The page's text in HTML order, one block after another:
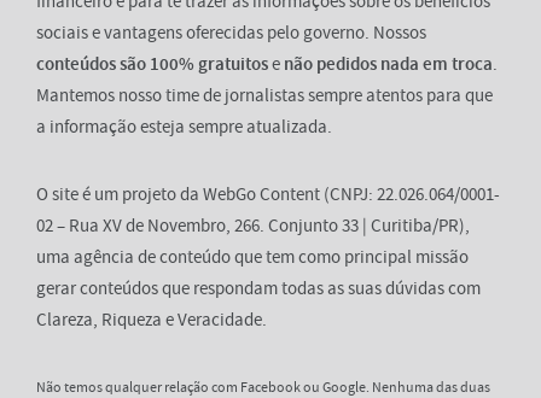
sociais e vantagens oferecidas pelo governo. Nossos
conteúdos são 100% gratuitose não pedidos nada em troca.
Mantemos nosso time de jornalistas sempre atentos para que
a informação esteja sempre atualizada.
O site é um projeto da WebGo Content (CNPJ: 22.026.064/0001-
02 – Rua XV de Novembro, 266. Conjunto 33 | Curitiba/PR),
uma agência de conteúdo que tem como principal missão
gerar conteúdos que respondam todas as suas dúvidas com
Clareza, Riqueza e Veracidade.
Não temos qualquer relação com Facebook ou Google. Nenhuma das duas